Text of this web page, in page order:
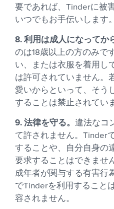
要であれば、Tinderに被
いつでもお手伝いします。
8. 利用は成人になってか
のは18歳以上の方のみで
い、または衣服を着用し
は許可されていません。
愛いからといって、そう
することは禁止されてい
9. 法律を守る。違法なコ
て許されません。Tinder
することや、自分自身の
要求することはできませ
成年者が関与する有害行
でTinderを利用すること
容されません。